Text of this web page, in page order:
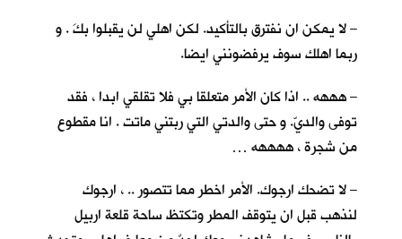
– لا يمكن ان نفترق بالتأكيد. لكن اهلي لن يقبلوا بكَ . و
ربما اهلك سوف يرفضونني ايضا.
– هههه .. اذا كان الأمر متعلقا بي فلا تقلقي ابدا ، فقد
توفى والديّ. و حتى والدتي التي ربتني ماتت . انا مقطوع
من شجرة ، ههههه …
– لا تضحك ارجوك. الأمر اخطر مما تتصور .. ، ارجوك
لنذهب قبل ان يتوقف المطر وتكتظ ساحة قلعة اربيل